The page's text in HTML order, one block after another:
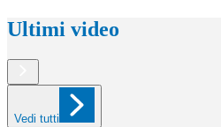
Ultimi video
Vedi tutti